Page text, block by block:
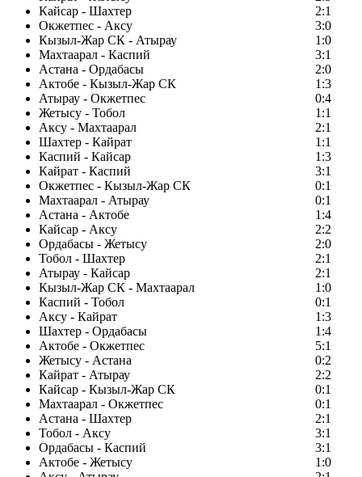
Кайсар - Шахтер
2:1
Окжетпес - Аксу
3:0
Кызыл-Жар СК - Атырау
1:0
Махтаарал - Каспий
3:1
Астана - Ордабасы
2:0
Актобе - Кызыл-Жар СК
1:3
Атырау - Окжетпес
0:4
Жетысу - Тобол
1:1
Аксу - Махтаарал
2:1
Шахтер - Кайрат
1:1
Каспий - Кайсар
1:3
Кайрат - Каспий
3:1
Окжетпес - Кызыл-Жар СК
0:1
Махтаарал - Атырау
0:1
Астана - Актобе
1:4
Кайсар - Аксу
2:2
Ордабасы - Жетысу
2:0
Тобол - Шахтер
2:1
Атырау - Кайсар
2:1
Кызыл-Жар СК - Махтаарал
1:0
Каспий - Тобол
0:1
Аксу - Кайрат
1:3
Шахтер - Ордабасы
1:4
Актобе - Окжетпес
5:1
Жетысу - Астана
0:2
Кайрат - Атырау
2:2
Кайсар - Кызыл-Жар СК
0:1
Махтаарал - Окжетпес
0:1
Астана - Шахтер
2:1
Тобол - Аксу
3:1
Ордабасы - Каспий
3:1
Актобе - Жетысу
1:0